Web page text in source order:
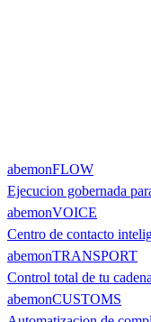
abemonFLOW
Ejecucion gobernada
abemonVOICE
Centro de contacto
abemonTRANSPORT
Control total de tu
abemonCUSTOMS